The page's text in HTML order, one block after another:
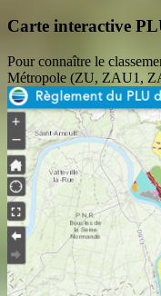
Carte interactive
Pour connaître le
Métropole (ZU, ZAU1,